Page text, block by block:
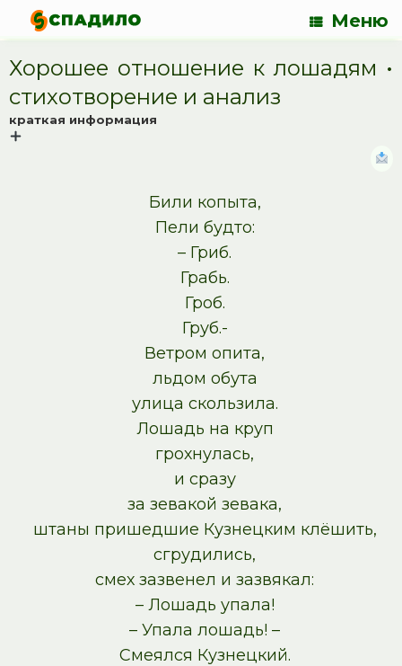
Меню
Хорошее отношение к лошадям •
cтихотворение и анализ
краткая информация
Били копыта,
Пели будто:
– Гриб.
Грабь.
Гроб.
Груб.-
Ветром опита,
льдом обута
улица скользила.
Лошадь на круп
грохнулась,
и сразу
за зевакой зевака,
штаны пришедшие Кузнецким клёшить,
сгрудились,
смех зазвенел и зазвякал:
– Лошадь упала!
– Упала лошадь! –
Смеялся Кузнецкий.